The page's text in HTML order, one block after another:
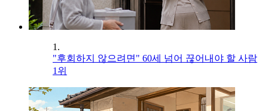
1.
"후회하지 않으려면" 60세 넘어 끊어내야 할 사람
1위